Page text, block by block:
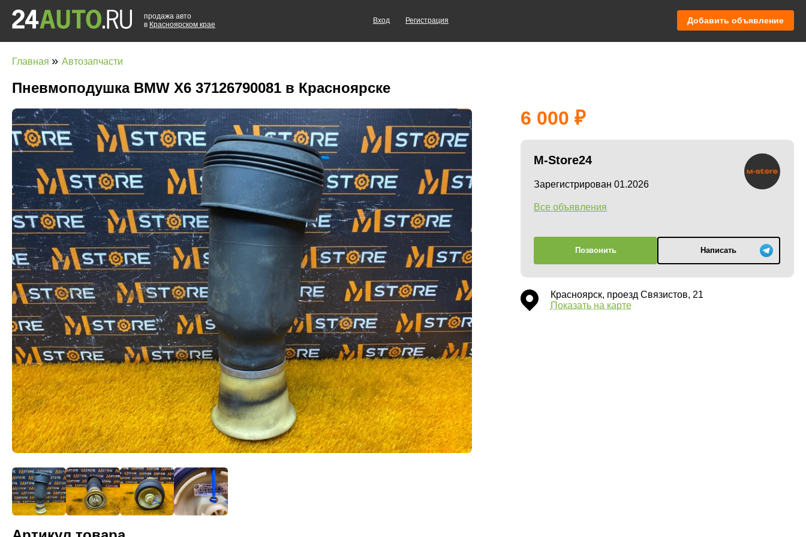
продажа авто
в Красноярском крае
Вход Регистрация Добавить объявление
Главная » Автозапчасти
Пневмоподушка BMW X6 37126790081 в Красноярске
6 000
M-Store24
Зарегистрирован 01.2026
Все объявления
Позвонить Написать
Красноярск, проезд Связистов, 21
Показать на карте